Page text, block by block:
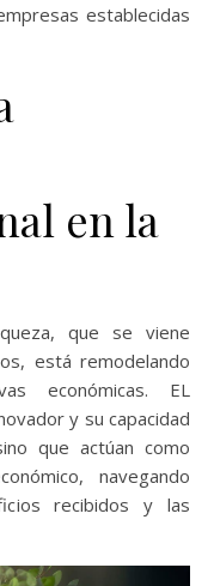
establecidas
en la
que se viene
está remodelando
económicas. EL
y su capacidad
que actúan como
navegando
recibidos y las